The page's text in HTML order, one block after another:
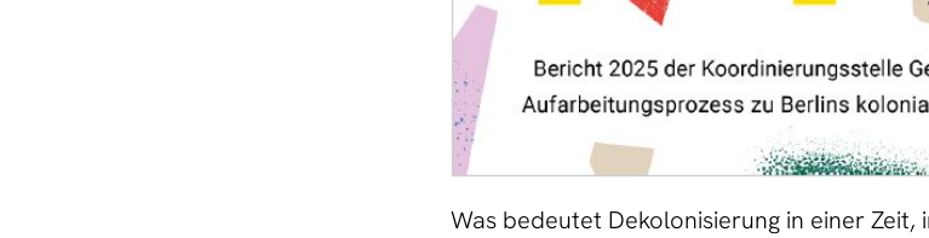
Was bedeutet Dekolonisierung in einer Zeit,